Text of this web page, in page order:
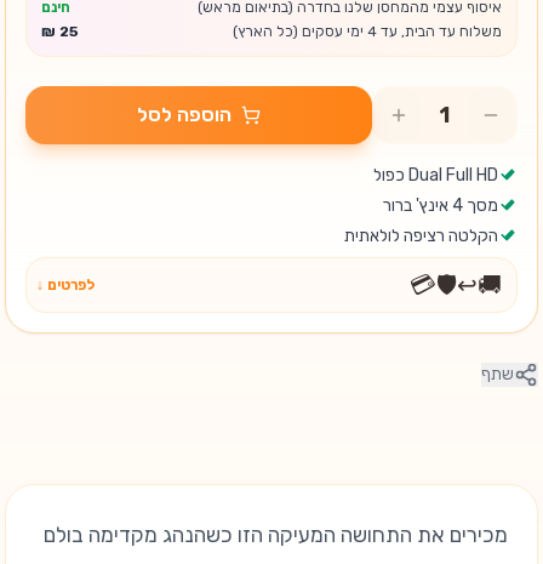
איסוף עצמי מהמחסן שלנו בחדרה (בתיאום מראש)
חינם
משלוח עד הבית, עד 4 ימי עסקים (כל הארץ)
הוספה לסל
Dual Full HD כפול
מסך 4 אינץ' ברור
הקלטה רציפה לולאתית
🚚
↩️
🛡️
💳 לפרטים ↓
שתף
מכירים את התחושה המעיקה הזו כשהנהג מקדימה בולם